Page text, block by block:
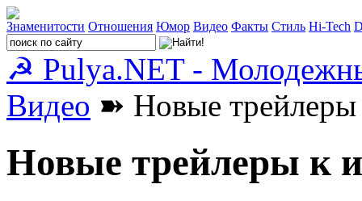
Знаменитости Отношения Юмор Видео Факты Стиль Hi-Tech
☭ Pulya.NET -
Видео ➽ Новые трейлеры
Новые трейлеры к